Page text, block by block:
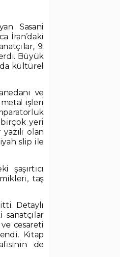
Sasani
İran’daki
9.
Büyük
kültürel
ve
işleri
yeri
olan
slip ile
taş
Detaylı
sanatçılar
cesareti
Kitap
de